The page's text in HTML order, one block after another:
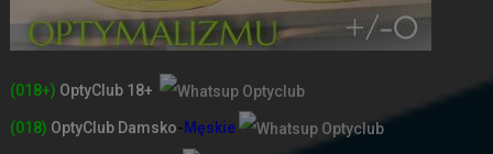
(018+) OptyClub 18+
(018) OptyClub Damsko-Męskie